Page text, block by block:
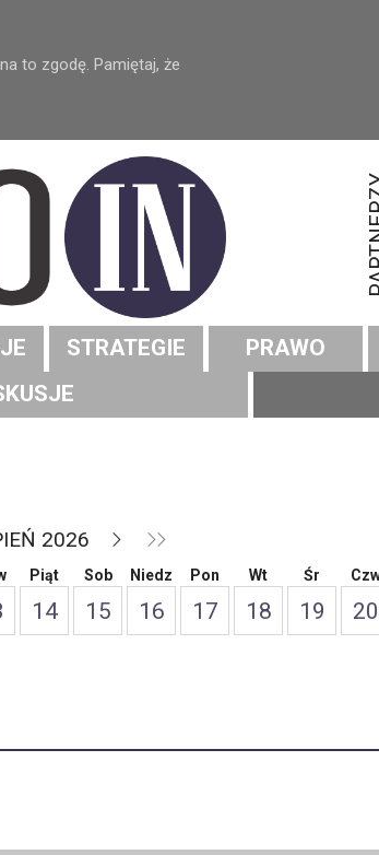
to zgodę. Pamiętaj, że
STRATEGIE PRAWO
2026
Piąt
14
Sob
15
Niedz
16
Pon
17
Wt
18
Śr
19 20